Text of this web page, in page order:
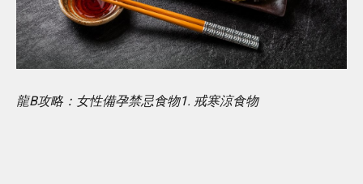
龍B攻略：女性備孕禁忌食物1. 戒寒涼食物